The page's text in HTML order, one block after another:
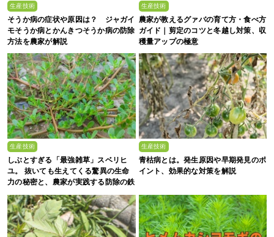
生産技術
そうか病の症状や原因は？ ジャガイ
モそうか病とかんきつそうか病の防除
方法を農家が解説
生産技術
農家が教えるグァバの育て方・食べ方
ガイド｜剪定のコツと冬越し対策、収
穫量アップの極意
生産技術
しぶとすぎる「最強雑草」スベリヒ
ユ。 抜いても生えてくる驚異の生命
力の秘密と、農家が実践する防除の鉄
則
生産技術
青枯病とは。発生原因や早期発見のポ
イント、効果的な対策を解説